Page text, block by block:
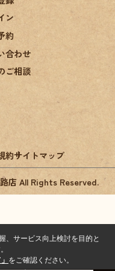
ン
約
合わせ
ご相談
約サイトマップ
店 All Rights Reserved.
、サービス向上検討を目的と
をご確認ください。